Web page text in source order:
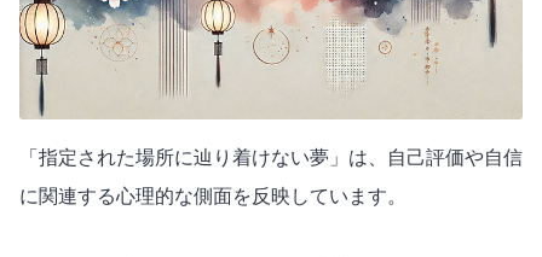
「指定された場所に辿り着けない夢」は、自己評価や自信
に関連する心理的な側面を反映しています。